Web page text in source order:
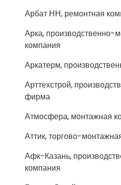
Арбат НН, ремонтная
Арка, производственно-
компания
Аркатерм,
Арттехстрой,
фирма
Атмосфера, монтажная
Аттик, торгово-
Афк-Казань,
компания